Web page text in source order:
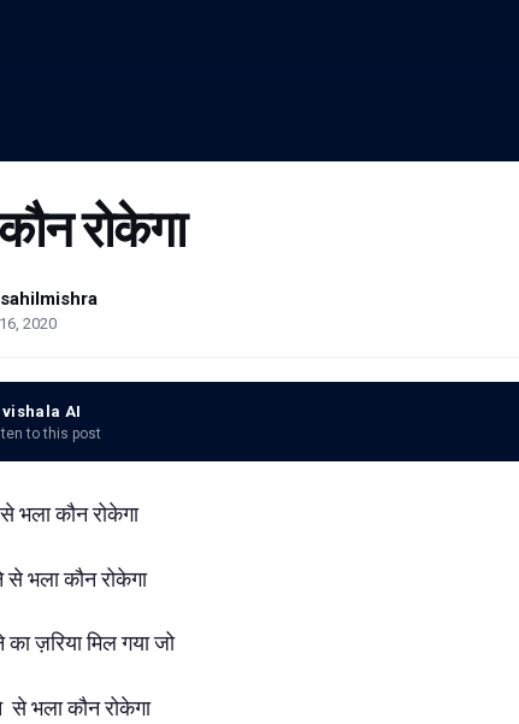
रोकेगा
2020
AI
to this post
कौन रोकेगा
भला कौन रोकेगा
ज़रिया मिल गया जो
भला कौन रोकेगा